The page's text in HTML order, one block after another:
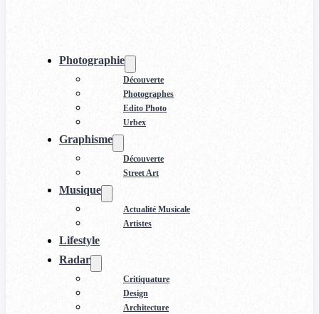
Photographie
Découverte
Photographes
Edito Photo
Urbex
Graphisme
Découverte
Street Art
Musique
Actualité Musicale
Artistes
Lifestyle
Radar
Critiquature
Design
Architecture